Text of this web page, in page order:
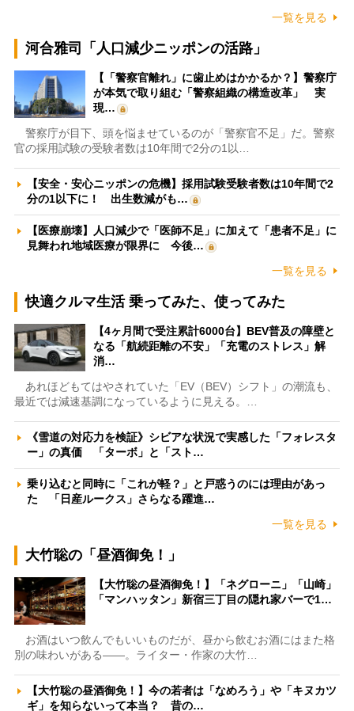
一覧を見る
河合雅司「人口減少ニッポンの活路」
【「警察官離れ」に歯止めはかかるか？】警察庁
が本気で取り組む「警察組織の構造改革」 実
現…
警察庁が目下、頭を悩ませているのが「警察官不足」だ。警察
官の採用試験の受験者数は10年間で2分の1以…
【安全・安心ニッポンの危機】採用試験受験者数は10年間で2
分の1以下に！ 出生数減がも…
【医療崩壊】人口減少で「医師不足」に加えて「患者不足」に
見舞われ地域医療が限界に 今後…
一覧を見る
快適クルマ生活 乗ってみた、使ってみた
【4ヶ月間で受注累計6000台】BEV普及の障壁と
なる「航続距離の不安」「充電のストレス」解
消…
あれほどもてはやされていた「EV（BEV）シフト」の潮流も、
最近では減速基調になっているように見える。…
《雪道の対応力を検証》シビアな状況で実感した「フォレスタ
ー」の真価 「ターボ」と「スト…
乗り込むと同時に「これが軽？」と戸惑うのには理由があっ
た 「日産ルークス」さらなる躍進…
一覧を見る
大竹聡の「昼酒御免！」
【大竹聡の昼酒御免！】「ネグローニ」「山崎」
「マンハッタン」新宿三丁目の隠れ家バーで1…
お酒はいつ飲んでもいいものだが、昼から飲むお酒にはまた格
別の味わいがある――。ライター・作家の大竹…
【大竹聡の昼酒御免！】今の若者は「なめろう」や「キヌカツ
ギ」を知らないって本当？ 昔の…